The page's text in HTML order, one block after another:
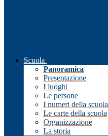
Scuola
Panoramica
Presentazione
I luoghi
Le persone
I numeri della scuola
Le carte della scuola
Organizzazione
La storia